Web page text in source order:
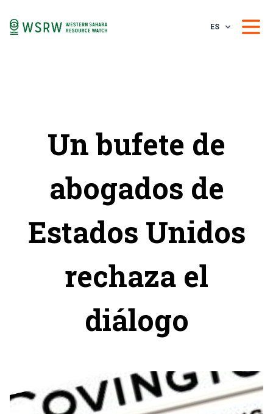
ES
Un bufete de
abogados de
Estados Unidos
rechaza el
diálogo